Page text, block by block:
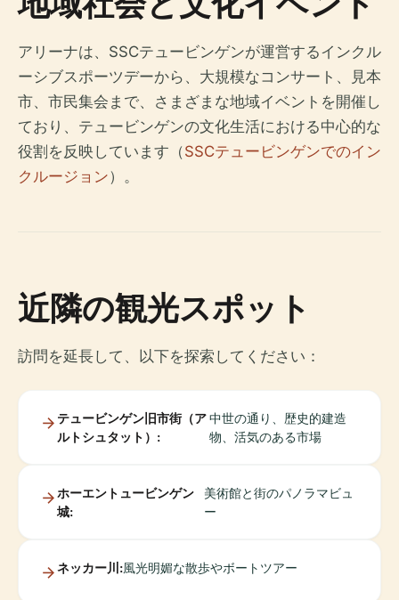
アリーナは、SSCテュービンゲンが運営するインクル
ーシブスポーツデーから、大規模なコンサート、見本
市、市民集会まで、さまざまな地域イベントを開催し
ており、テュービンゲンの文化生活における中心的な
役割を反映しています（SSCテュービンゲンでのイン
クルージョン）。
近隣の観光スポット
訪問を延長して、以下を探索してください：
テュービンゲン旧市街（ア
ルトシュタット）:
中世の通り、歴史的建造
物、活気のある市場
ホーエントュービンゲン
城:
美術館と街のパノラマビュ
ー
ネッカー川:風光明媚な散歩やボートツアー